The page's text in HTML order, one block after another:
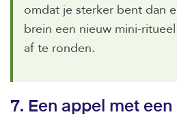
omdat je sterker bent dan
brein een nieuw mini-
af te ronden.
7. Een appel met een